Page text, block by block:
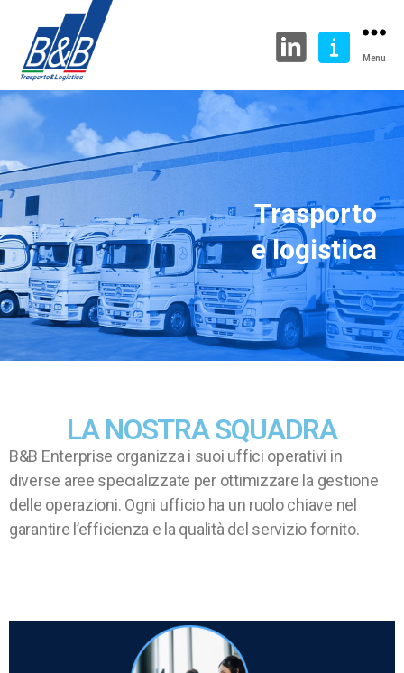
Menu
Trasporto
e logistica
LA NOSTRA SQUADRA
B&B Enterprise organizza i suoi uffici operativi in
diverse aree specializzate per ottimizzare la gestione
delle operazioni. Ogni ufficio ha un ruolo chiave nel
garantire l’efficienza e la qualità del servizio fornito.